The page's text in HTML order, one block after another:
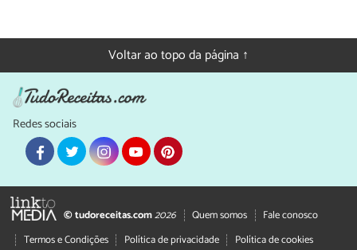
Voltar ao topo da página ↑
Redes sociais
© tudoreceitas.com2026 Quem somos
Fale conosco
Termos e Condições
Política de privacidade Política de cookies